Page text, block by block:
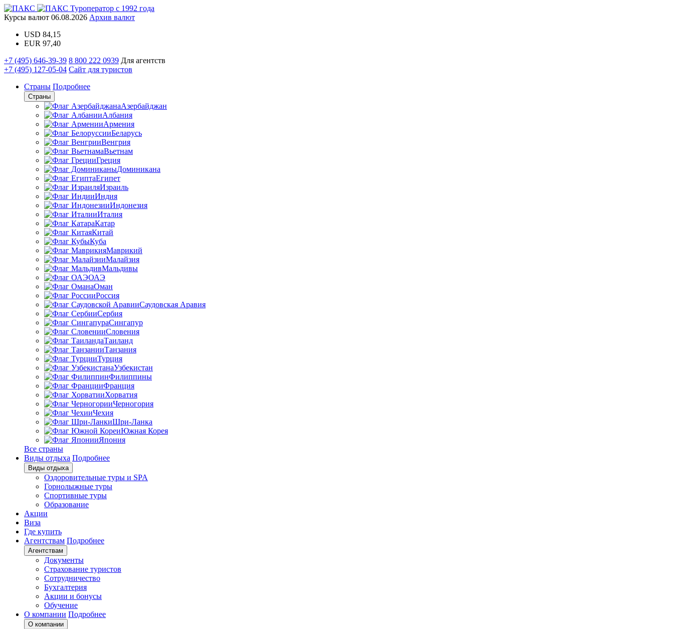
Туроператор с 1992 года
Курсы валют 06.08.2026 Архив валют
USD 84,15
EUR 97,40
+7 (495) 646-39-39 8 800 222 0939 Для агентств
+7 (495) 127-05-04 Сайт для туристов
Страны Подробнее
Страны
Азербайджан
Албания
Армения
Беларусь
Венгрия
Вьетнам
Греция
Доминикана
Египет
Израиль
Индия
Индонезия
Италия
Катар
Китай
Куба
Маврикий
Малайзия
Мальдивы
ОАЭ
Оман
Россия
Саудовская Аравия
Сербия
Сингапур
Словения
Таиланд
Танзания
Турция
Узбекистан
Филиппины
Франция
Хорватия
Черногория
Чехия
Шри-Ланка
Южная Корея
Япония
Все страны
Виды отдыха Подробнее
Виды отдыха
Оздоровительные туры и SPA
Горнолыжные туры
Спортивные туры
Образование
Акции
Виза
Где купить
Агентствам Подробнее
Агентствам
Документы
Страхование туристов
Сотрудничество
Бухгалтерия
Акции и бонусы
Обучение
О компании Подробнее
О компании